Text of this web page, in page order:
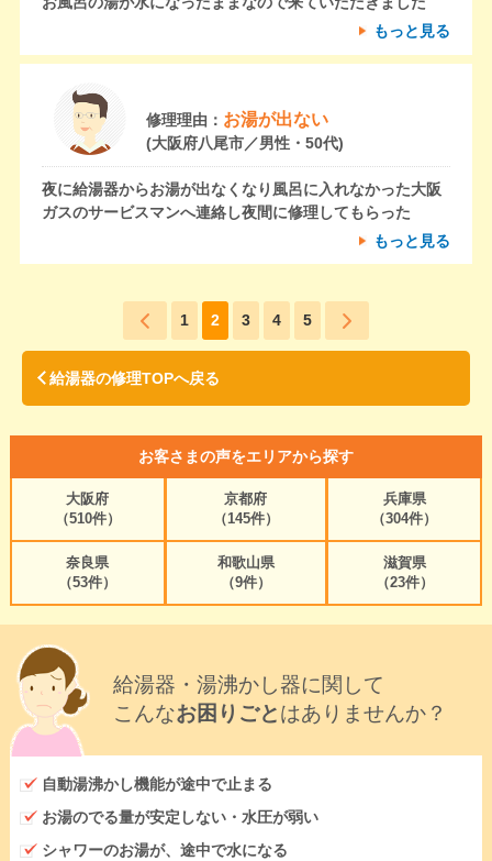
もっと見る
修理理由： お湯が出ない
(大阪府八尾市／男性・50代)
夜に給湯器からお湯が出なくなり風呂に入れなかった大阪
ガスのサービスマンへ連絡し夜間に修理してもらった
もっと見る
1 2 3 4 5
給湯器の修理TOPへ戻る
お客さまの声をエリアから探す
大阪府
（510件）
京都府
（145件）
兵庫県
（304件）
奈良県
（53件）
和歌山県
（9件）
滋賀県
（23件）
給湯器・湯沸かし器に関して
こんなお困りごとはありませんか？
自動湯沸かし機能が途中で止まる
お湯のでる量が安定しない・水圧が弱い
シャワーのお湯が、途中で水になる